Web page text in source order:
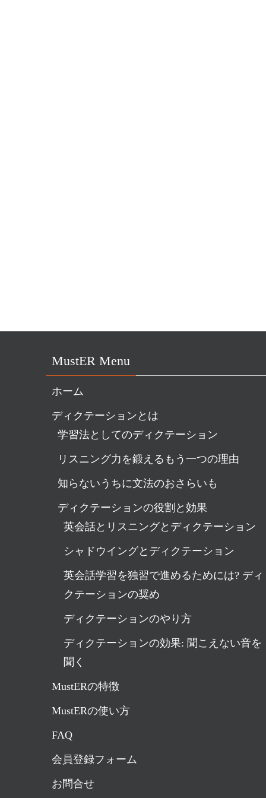
MustER Menu
ホーム
ディクテーションとは
学習法としてのディクテーション
リスニング力を鍛えるもう一つの理由
知らないうちに文法のおさらいも
ディクテーションの役割と効果
英会話とリスニングとディクテーション
シャドウイングとディクテーション
英会話学習を独習で進めるためには? ディ
クテーションの奨め
ディクテーションのやり方
ディクテーションの効果: 聞こえない音を
聞く
MustERの特徴
MustERの使い方
FAQ
会員登録フォーム
お問合せ